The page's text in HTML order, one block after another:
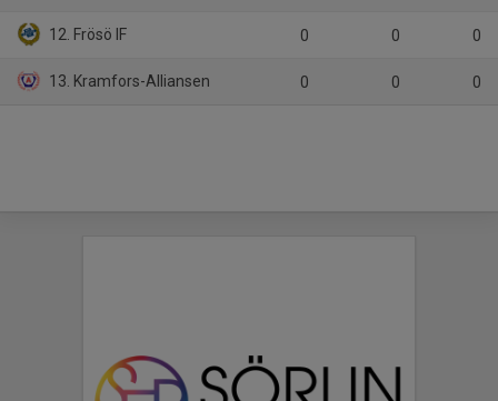
12. Frösö IF 0 0 0
13. Kramfors-Alliansen 0 0 0